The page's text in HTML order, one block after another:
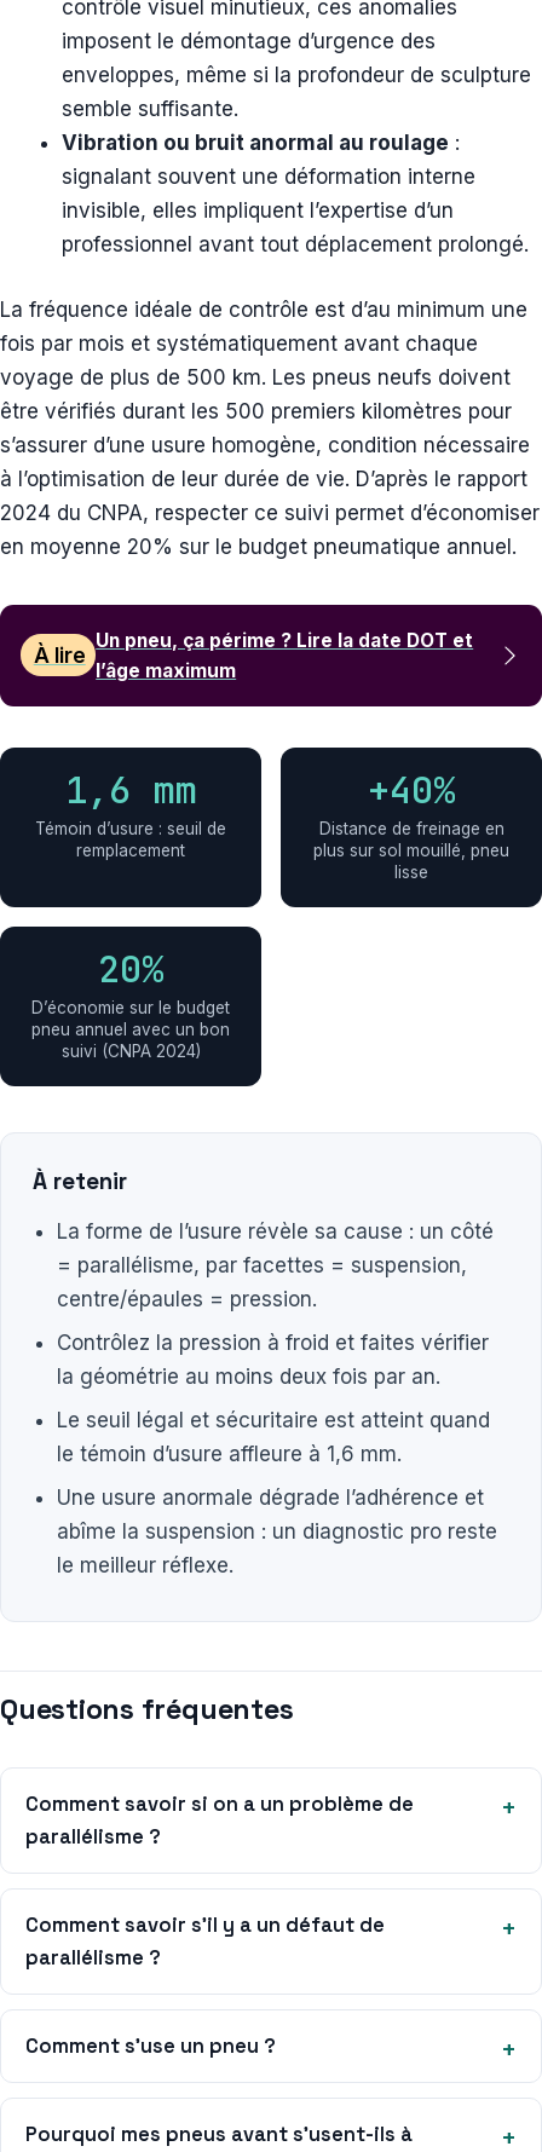
contrôle visuel minutieux, ces anomalies
imposent le démontage d’urgence des
enveloppes, même si la profondeur de sculpture
semble suffisante.
Vibration ou bruit anormal au roulage :
signalant souvent une déformation interne
invisible, elles impliquent l’expertise d’un
professionnel avant tout déplacement prolongé.
La fréquence idéale de contrôle est d’au minimum une
fois par mois et systématiquement avant chaque
voyage de plus de 500 km. Les pneus neufs doivent
être vérifiés durant les 500 premiers kilomètres pour
s’assurer d’une usure homogène, condition nécessaire
à l’optimisation de leur durée de vie. D’après le rapport
2024 du CNPA, respecter ce suivi permet d’économiser
en moyenne 20% sur le budget pneumatique annuel.
À lire
Un pneu, ça périme ? Lire la date DOT et
l’âge maximum
1,6 mm
Témoin d’usure : seuil de
remplacement
+40%
Distance de freinage en
plus sur sol mouillé, pneu
lisse
20%
D’économie sur le budget
pneu annuel avec un bon
suivi (CNPA 2024)
À retenir
La forme de l’usure révèle sa cause : un côté
= parallélisme, par facettes = suspension,
centre/épaules = pression.
Contrôlez la pression à froid et faites vérifier
la géométrie au moins deux fois par an.
Le seuil légal et sécuritaire est atteint quand
le témoin d’usure affleure à 1,6 mm.
Une usure anormale dégrade l’adhérence et
abîme la suspension : un diagnostic pro reste
le meilleur réflexe.
Questions fréquentes
Comment savoir si on a un problème de
parallélisme ?
Comment savoir s’il y a un défaut de
parallélisme ?
Comment s’use un pneu ?
Pourquoi mes pneus avant s’usent-ils à